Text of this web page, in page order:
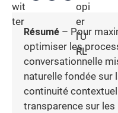
Résumé – Pour
optimiser les
conversationnelle
naturelle fondée sur
continuité
transparence sur les